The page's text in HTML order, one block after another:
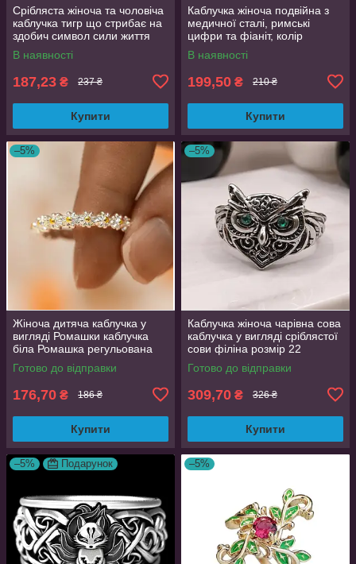
Срібляста жіноча та чоловіча
каблучка тигр що стрибає на
здобич символ сили життя
регульована TigerPower416
В наявності
187,23 ₴ 237 ₴
Купити
Каблучка жіноча подвійна з
медичної сталі, римські
цифри та фіаніт, колір
золото, розмір 19
В наявності
199,50 ₴ 210 ₴
Купити
–5%
Жіноча дитяча каблучка у
вигляді Ромашки каблучка
біла Ромашка регульована
Готово до відправки
176,70 ₴ 186 ₴
Купити
–5%
Каблучка жіноча чарівна сова
каблучка у вигляді сріблястої
сови філіна розмір 22
Готово до відправки
309,70 ₴ 326 ₴
Купити
–5% Подарунок –5%